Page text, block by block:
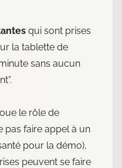
qui sont prises
la tablette de
sans aucun
le rôle de
pas faire appel à un
pour la démo),
peuvent se faire